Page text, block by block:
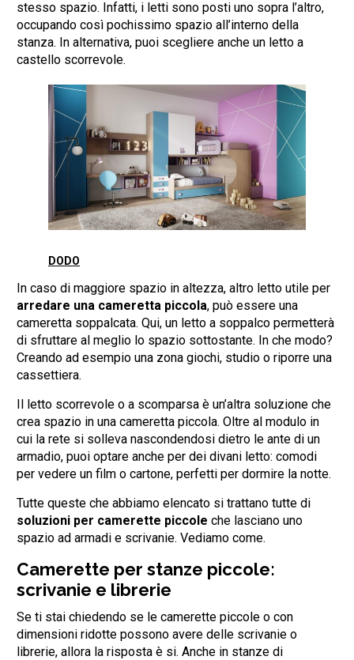
stesso spazio. Infatti, i letti sono posti uno sopra l’altro,
occupando così pochissimo spazio all’interno della
stanza. In alternativa, puoi scegliere anche un letto a
castello scorrevole.
DODO
In caso di maggiore spazio in altezza, altro letto utile per
arredare una cameretta piccola, può essere una
cameretta soppalcata. Qui, un letto a soppalco permetterà
di sfruttare al meglio lo spazio sottostante. In che modo?
Creando ad esempio una zona giochi, studio o riporre una
cassettiera.
Il letto scorrevole o a scomparsa è un’altra soluzione che
crea spazio in una cameretta piccola. Oltre al modulo in
cui la rete si solleva nascondendosi dietro le ante di un
armadio, puoi optare anche per dei divani letto: comodi
per vedere un film o cartone, perfetti per dormire la notte.
Tutte queste che abbiamo elencato si trattano tutte di
soluzioni per camerette piccole che lasciano uno
spazio ad armadi e scrivanie. Vediamo come.
Camerette per stanze piccole:
scrivanie e librerie
Se ti stai chiedendo se le camerette piccole o con
dimensioni ridotte possono avere delle scrivanie o
librerie, allora la risposta è si. Anche in stanze di